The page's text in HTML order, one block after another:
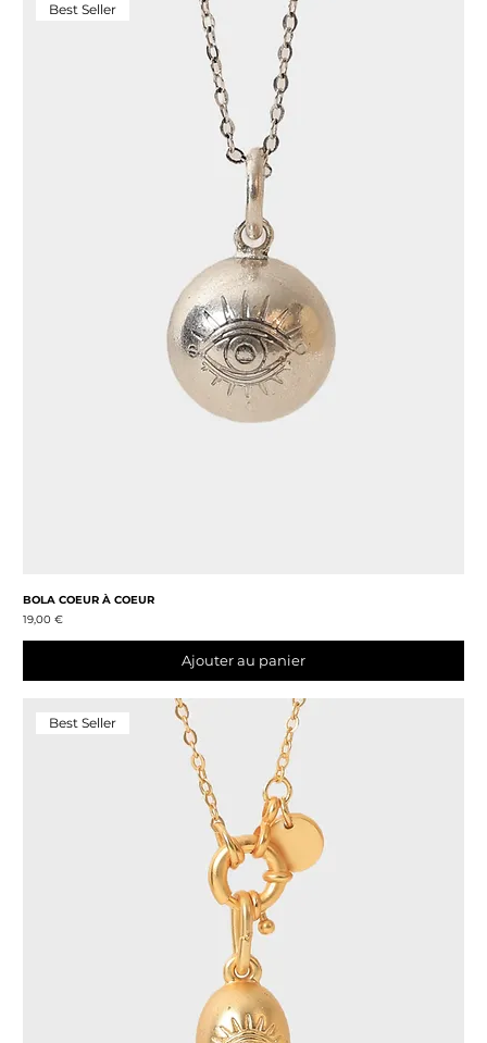
Best Seller
BOLA COEUR À COEUR
Prix
19,00 €
Ajouter au panier
Best Seller